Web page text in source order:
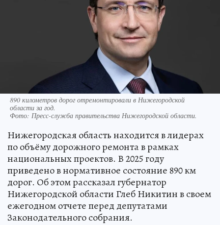
890 километров дорог отремонтировали в Нижегородской
области за год.
Фото: Пресс-служба правительства Нижегородской области.
Нижегородская область находится в лидерах
по объёму дорожного ремонта в рамках
национальных проектов. В 2025 году
приведено в нормативное состояние 890 км
дорог. Об этом рассказал губернатор
Нижегородской области Глеб Никитин в своем
ежегодном отчете перед депутатами
Законодательного собрания.